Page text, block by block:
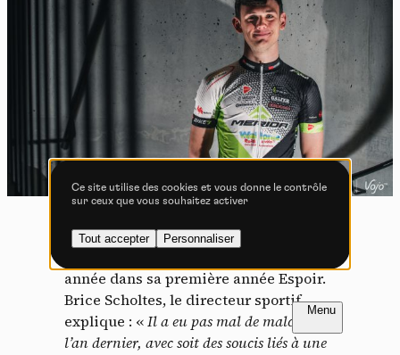
FR NL
Déjà présent dans l’effectif l’an dernier
année dans sa première année Espoir.
Brice Scholtes, le directeur sportif
explique : «Il a eu pas mal de malchance
l’an dernier, avec soit des soucis liés à une
Vidéos
Les services de partage de vidéo permettent d'enrichir
le site de contenu multimédia et augmentent sa
visibilité.
Vimeo interdit -Ce service peut déposer
Autoriser Interdire
YouTube interdit -
déposer 4 cookies.
Autoriser Interdire
Ce site utilise des cookies et vous donne le contrôle
sur ceux que vous souhaitez activer
Tout accepter Personnaliser